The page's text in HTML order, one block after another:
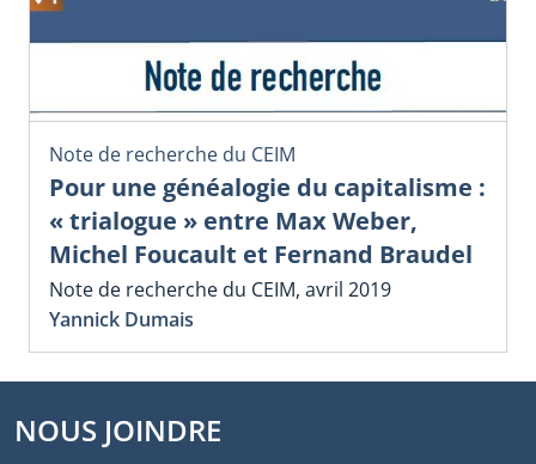
Note de recherche du CEIM
Pour une généalogie du capitalisme :
« trialogue » entre Max Weber,
Michel Foucault et Fernand Braudel
Note de recherche du CEIM, avril 2019
Yannick Dumais
NOUS JOINDRE